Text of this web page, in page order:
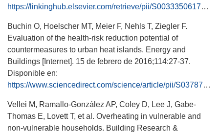
https://linkinghub.elsevier.com/retrieve/pii/S0033350617304298
Buchin O, Hoelscher MT, Meier F, Nehls T, Ziegler F.
Evaluation of the health-risk reduction potential of
countermeasures to urban heat islands. Energy and
Buildings [Internet]. 15 de febrero de 2016;114:27-37.
Disponible en:
https://www.sciencedirect.com/science/article/pii/S0378778815300657
Vellei M, Ramallo-González AP, Coley D, Lee J, Gabe-
Thomas E, Lovett T, et al. Overheating in vulnerable and
non-vulnerable households. Building Research &